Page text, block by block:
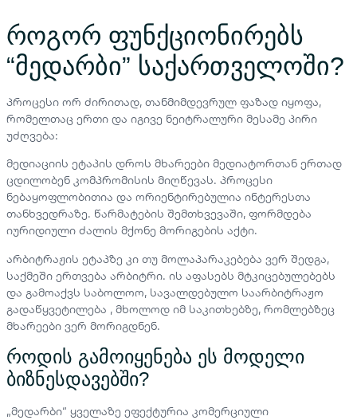
როგორ ფუნქციონირებს
“მედარბი” საქართველოში?
პროცესი ორ ძირითად, თანმიმდევრულ ფაზად იყოფა,
რომელთაც ერთი და იგივე ნეიტრალური მესამე პირი
უძღვება:
მედიაციის ეტაპის დროს მხარეები მედიატორთან ერთად
ცდილობენ კომპრომისის მიღწევას. პროცესი
ნებაყოფლობითია და ორიენტირებულია ინტერესთა
თანხვედრაზე. წარმატების შემთხვევაში, ფორმდება
იურიდიული ძალის მქონე მორიგების აქტი.
არბიტრაჟის ეტაპზე კი თუ მოლაპარაკებება ვერ შედგა,
საქმეში ერთვება არბიტრი. ის აფასებს მტკიცებულებებს
და გამოაქვს საბოლოო, სავალდებულო საარბიტრაჟო
გადაწყვეტილება , მხოლოდ იმ საკითხებზე, რომლებზეც
მხარეები ვერ მორიგდნენ.
როდის გამოიყენება ეს მოდელი
ბიზნესდავებში?
„მედარბი“ ყველაზე ეფექტურია კომერციული